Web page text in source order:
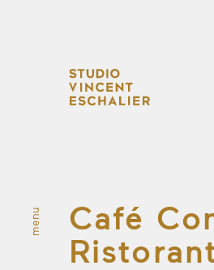
menu
Café